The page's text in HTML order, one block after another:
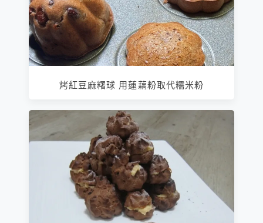
烤紅豆麻糬球 用蓮藕粉取代糯米粉